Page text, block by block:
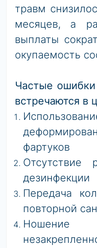
травм
месяцев, а
выплаты
окупаемость
Частые
встречаются в
фартуков
Отсутствие
дезинфекции
Передача
повторной
Ношение